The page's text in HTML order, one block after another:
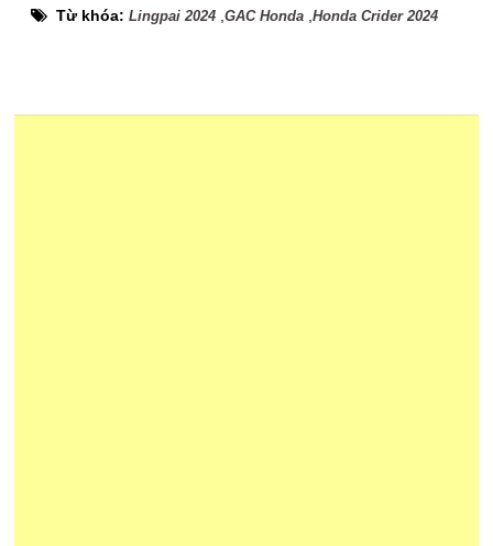
Từ khóa:Lingpai 2024 ,GAC Honda ,Honda Crider 2024